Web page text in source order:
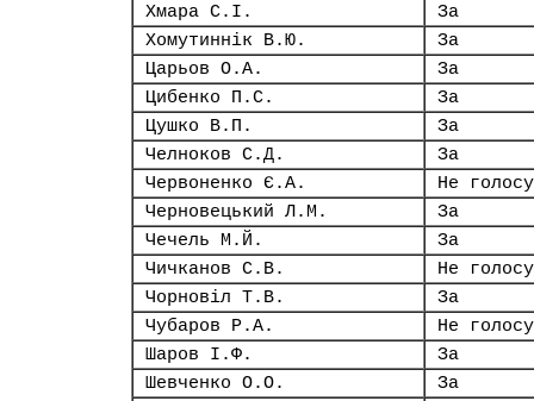
Хмара С.І.
За
Хомутиннік В.Ю.
За
Царьов О.А.
За
Цибенко П.С.
За
Цушко В.П.
За
Челноков С.Д.
За
Червоненко Є.А.
Не
Черновецький Л.М.
За
Чечель М.Й.
За
Чичканов С.В.
Не
Чорновіл Т.В.
За
Чубаров Р.А.
Не
Шаров І.Ф.
За
Шевченко О.О.
За